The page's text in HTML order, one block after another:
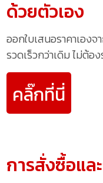
ด้วยตัวเอง
ออกใบเสนอราคาเองจ
รวดเร็วกว่าเดิม ไม่ต้อง
คลิ๊กที่นี่
การสั่งซื้อแล